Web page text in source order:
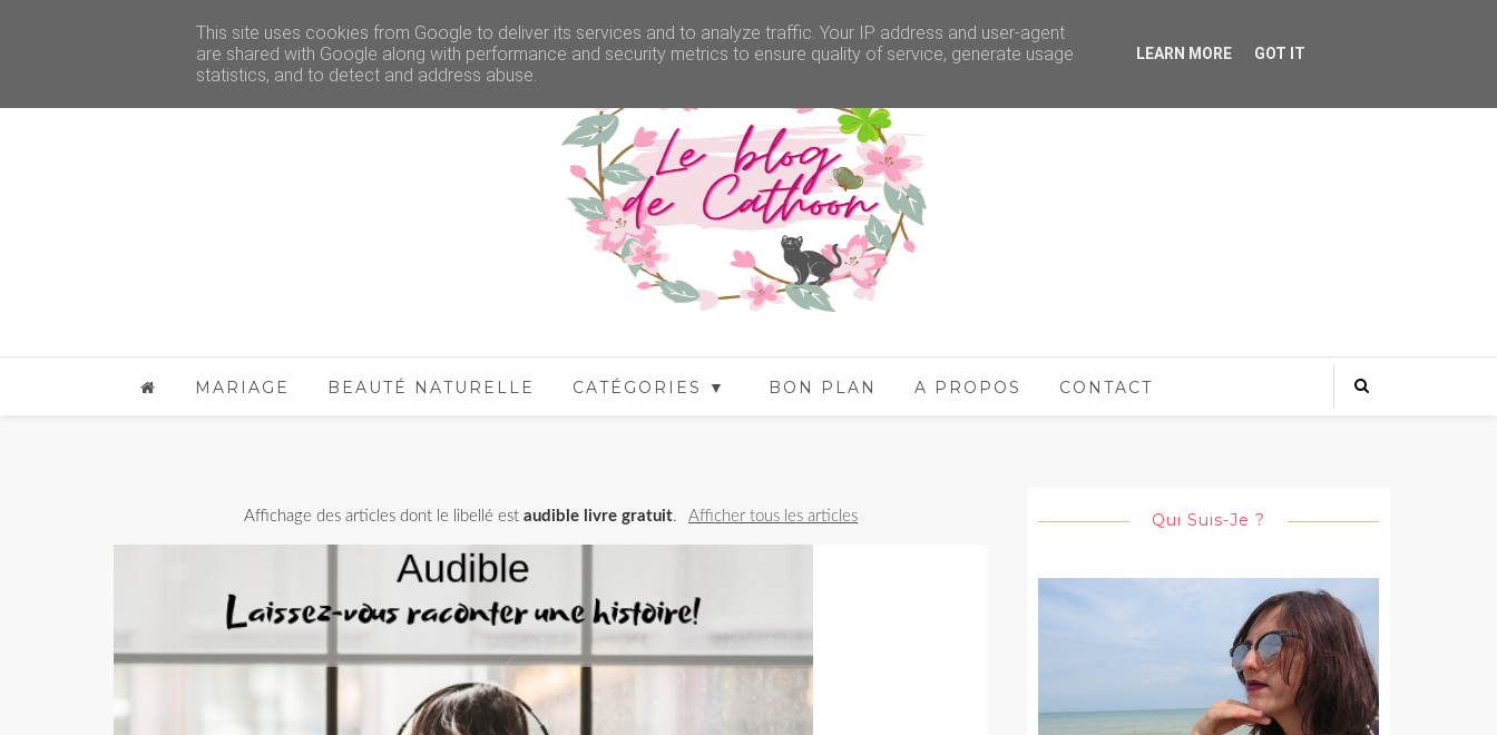
MARIAGE BEAUTÉ NATURELLE CATÉGORIES ▼ BON PLAN A PROPOS CONTACT
Affichage des articles dont le libellé est audible livre gratuit. Afficher tous les articles Qui Suis-Je ?
This site uses cookies from Google to deliver its services and to analyze traffic. Your IP address and user-agent
are shared with Google along with performance and security metrics to ensure quality of service, generate usage
statistics, and to detect and address abuse.
LEARN MORE GOT IT